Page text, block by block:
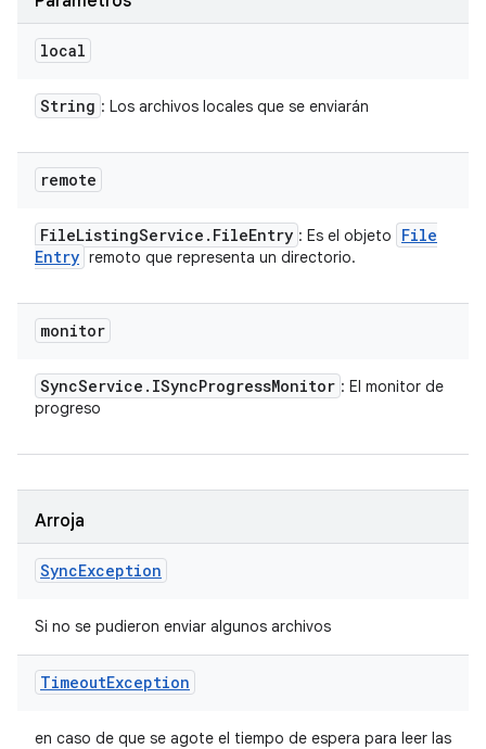
local
String : Los archivos locales que se enviarán
remote
FileListingService . FileEntry : Es el objeto
File
Entry remoto que representa un directorio.
monitor
SyncService . ISyncProgressMonitor : El monitor de
progreso
Arroja
SyncException
Si no se pudieron enviar algunos archivos
TimeoutException
en caso de que se agote el tiempo de espera para leer las